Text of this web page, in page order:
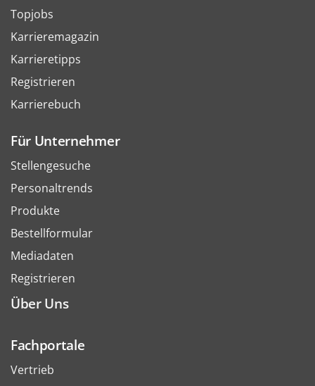
Topjobs
Karrieremagazin
Karrieretipps
Registrieren
Karrierebuch
Für Unternehmer
Stellengesuche
Personaltrends
Produkte
Bestellformular
Mediadaten
Registrieren
Über Uns
Fachportale
Vertrieb